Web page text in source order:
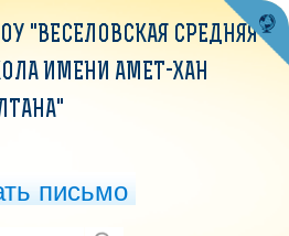
"ВЕСЕЛОВСКАЯ СРЕДНЯЯ
ИМЕНИ АМЕТ-ХАН
письмо